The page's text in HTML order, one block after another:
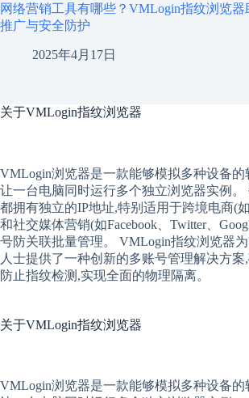
网络营销工具有哪些？VMLogin指纹浏览器
推广与安全防护
2025年4月17日
关于VMLogin指纹浏览器
VMLogin浏览器是一款能够模拟多种设备的
让一台电脑同时运行多个独立浏览器实例。
都拥有独立的IP地址,特别适用于跨境电商(
和社交媒体营销(如Facebook、Twitter、
号防关联批量管理。 VMLogin指纹浏览器
人士提供了一种创新的多账号管理解决方
防止指纹检测,实现全面的物理隔离。
关于VMLogin指纹浏览器
VMLogin浏览器是一款能够模拟多种设备的